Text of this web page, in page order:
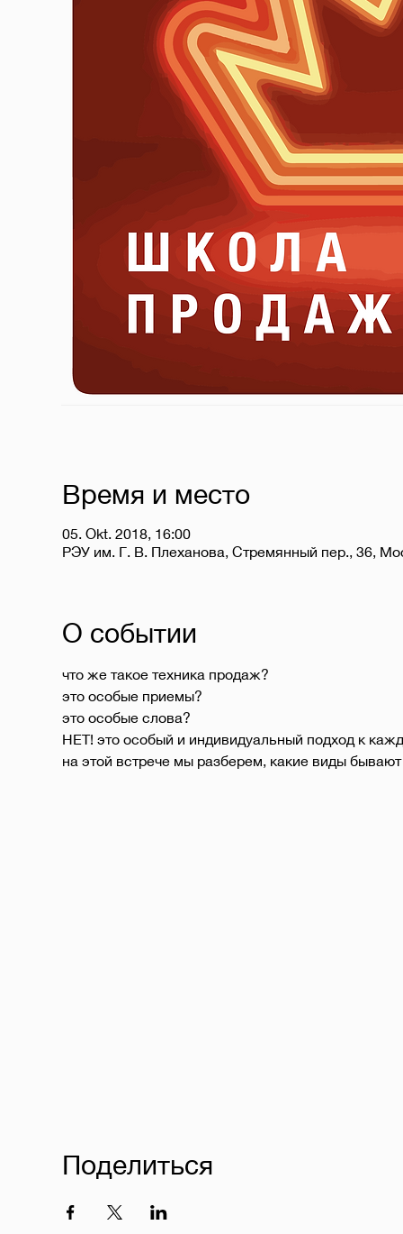
Время и место
05. Okt. 2018, 16:00
РЭУ им. Г. В. Плеханова, Стремянный пер., 36,
О событии
на этой встрече мы разберем, какие виды
Поделиться